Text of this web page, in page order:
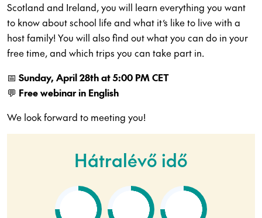
Scotland and Ireland, you will learn everything you want
to know about school life and what it’s like to live with a
host family! You will also find out what you can do in your
free time, and which trips you can take part in.
📅 Sunday, April 28th at 5:00 PM CET
💬 Free webinar in English
We look forward to meeting you!
Hátralévő idő